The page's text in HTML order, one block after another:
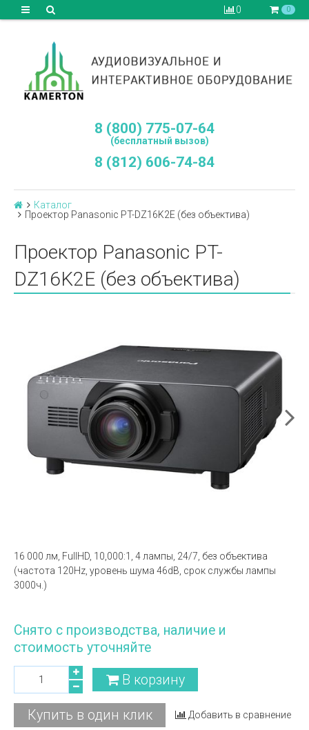
0 0
8 (800) 775-07-64
(бесплатный вызов)
8 (812) 606-74-84
Каталог
Проектор Panasonic PT-DZ16K2E (без объектива)
Проектор Panasonic PT-
DZ16K2E (без объектива)
16 000 лм, FullHD, 10,000:1, 4 лампы, 24/7, без объектива
(частота 120Hz, уровень шума 46dB, срок службы лампы
3000ч.)
Снято с производства, наличие и
стоимость уточняйте
В корзину
Купить в один клик Добавить в сравнение